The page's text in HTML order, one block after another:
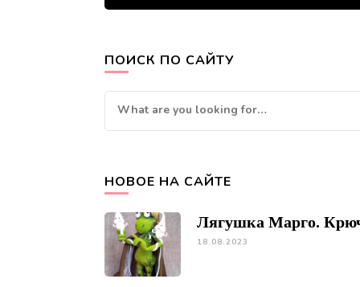
ПОИСК ПО САЙТУ
Looking
for
НОВОЕ НА САЙТЕ
Лягушка Марго.
18.08.2023